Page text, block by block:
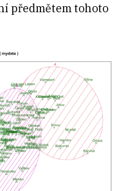
předmětem tohoto